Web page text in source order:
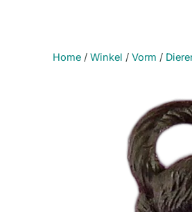
Home / Winkel / Vorm /